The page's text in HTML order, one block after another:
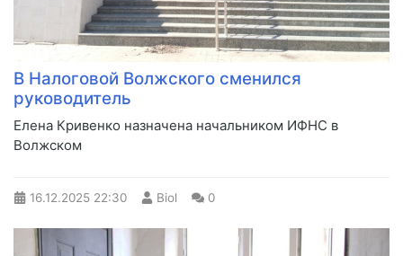
В Налоговой Волжского сменился
руководитель
Елена Кривенко назначена начальником ИФНС в
Волжском
16.12.2025 22:30 Biol 0